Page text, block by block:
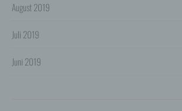
August 2019
Juli 2019
Juni 2019
entsprechend den gesetzlichen
Onlineangebotes. Wir behalten uns